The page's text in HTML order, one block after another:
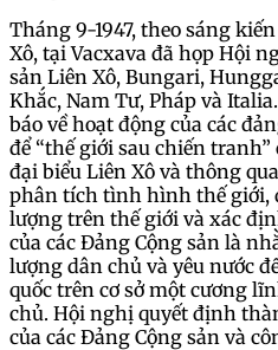
Tháng 9-1947, theo sáng
Xô, tại Vacxava đã họp Hội
sản Liên Xô, Bungari,
Khắc, Nam Tư, Pháp và
báo về hoạt động của các
để “thế giới sau chiến
đại biểu Liên Xô và thông
phân tích tình hình thế giới,
lượng trên thế giới và xác
của các Đảng Cộng sản là
lượng dân chủ và yêu nước
quốc trên cơ sở một cương
chủ. Hội nghị quyết định
của các Đảng Cộng sản và